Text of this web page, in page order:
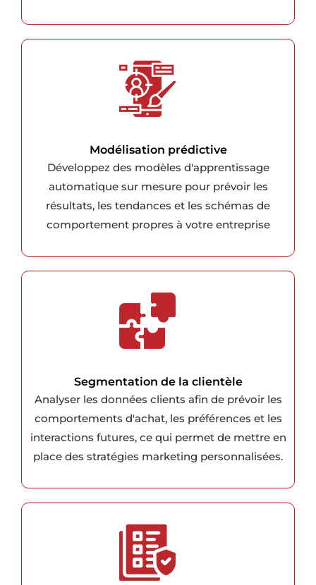
Modélisation prédictive
Développez des modèles d'apprentissage
automatique sur mesure pour prévoir les
résultats, les tendances et les schémas de
comportement propres à votre entreprise
Segmentation de la clientèle
Analyser les données clients afin de prévoir les
comportements d'achat, les préférences et les
interactions futures, ce qui permet de mettre en
place des stratégies marketing personnalisées.